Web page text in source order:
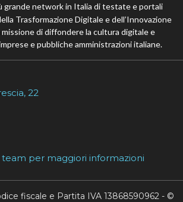
grande network in Italia di testate e portali
Trasformazione Digitale e dell’Innovazione
di diffondere la cultura digitale e
e pubbliche amministrazioni italiane.
22
per maggiori informazioni
fiscale e Partita IVA 13868590962 - ©